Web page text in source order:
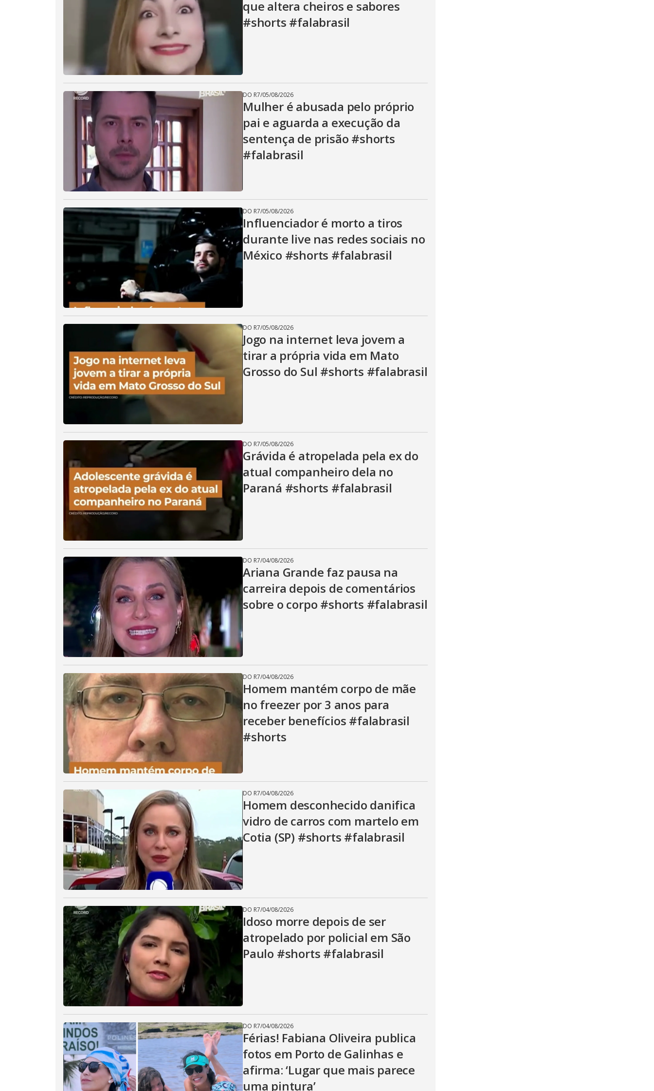
i
d
e
o
que altera cheiros e sabores
#shorts #falabrasil
DO R7/05/08/2026
Mulher é abusada pelo próprio
pai e aguarda a execução da
sentença de prisão #shorts
#falabrasil
DO R7/05/08/2026
Influenciador é morto a tiros
durante live nas redes sociais no
México #shorts #falabrasil
DO R7/05/08/2026
Jogo na internet leva jovem a
tirar a própria vida em Mato
Grosso do Sul #shorts #falabrasil
DO R7/05/08/2026
Grávida é atropelada pela ex do
atual companheiro dela no
Paraná #shorts #falabrasil
DO R7/04/08/2026
Ariana Grande faz pausa na
carreira depois de comentários
sobre o corpo #shorts #falabrasil
DO R7/04/08/2026
Homem mantém corpo de mãe
no freezer por 3 anos para
receber benefícios #falabrasil
#shorts
DO R7/04/08/2026
Homem desconhecido danifica
vidro de carros com martelo em
Cotia (SP) #shorts #falabrasil
DO R7/04/08/2026
Idoso morre depois de ser
atropelado por policial em São
Paulo #shorts #falabrasil
DO R7/04/08/2026
Férias! Fabiana Oliveira publica
fotos em Porto de Galinhas e
afirma: ‘Lugar que mais parece
uma pintura’